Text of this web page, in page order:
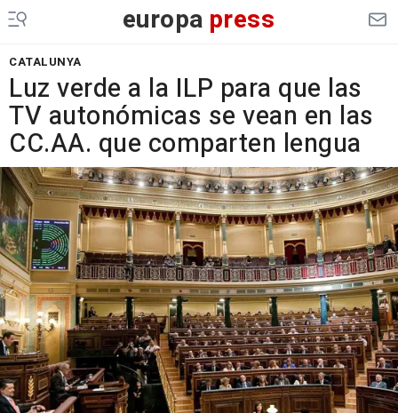
europa press
CATALUNYA
Luz verde a la ILP para que las
TV autonómicas se vean en las
CC.AA. que comparten lengua